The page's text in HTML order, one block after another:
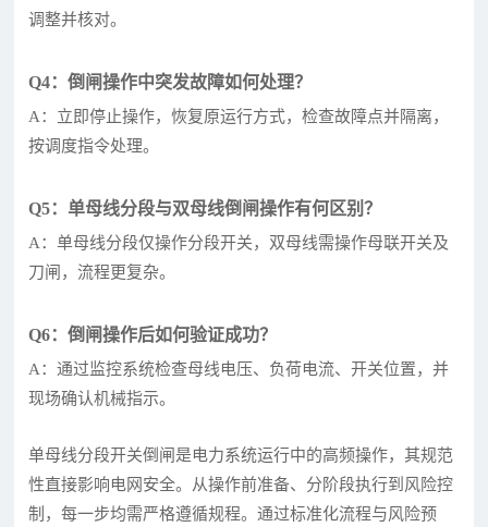
调整并核对。
Q4：倒闸操作中突发故障如何处理？
A：立即停止操作，恢复原运行方式，检查故障点并隔离，
按调度指令处理。
Q5：单母线分段与双母线倒闸操作有何区别？
A：单母线分段仅操作分段开关，双母线需操作母联开关及
刀闸，流程更复杂。
Q6：倒闸操作后如何验证成功？
A：通过监控系统检查母线电压、负荷电流、开关位置，并
现场确认机械指示。
单母线分段开关倒闸是电力系统运行中的高频操作，其规范
性直接影响电网安全。从操作前准备、分阶段执行到风险控
制，每一步均需严格遵循规程。通过标准化流程与风险预